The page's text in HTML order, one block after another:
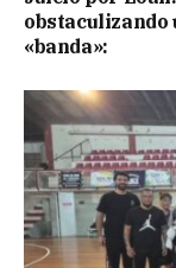
obstaculizando
«banda»: